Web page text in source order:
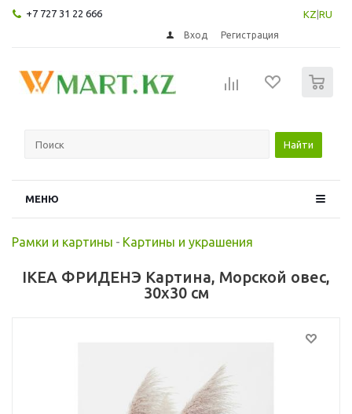
+7 727 31 22 666 KZ RU
Вход Регистрация
Найти
МЕНЮ
Рамки и картины - Картины и украшения
IKEA ФРИДЕНЭ Картина, Морской овес,
30x30 см